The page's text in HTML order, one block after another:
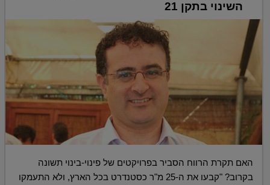
השינוי בתקן 21
האם תקרת הרווח הסביר בפרויקטים של פינוי-בינוי תשונה
בקרוב? "קבעו את ה-25 מ"ר כסטנדרט בכל הארץ, ולא התעמקו